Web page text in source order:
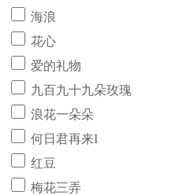
海浪
花心
爱的礼物
九百九十九朵玫瑰
浪花一朵朵
何日君再来I
红豆
梅花三弄